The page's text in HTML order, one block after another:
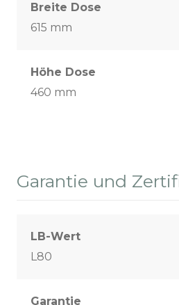
Breite Dose
615 mm
Höhe Dose
460 mm
Garantie und
LB-Wert
L80
Garantie